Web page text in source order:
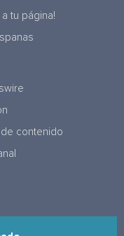
tu página!
contenido